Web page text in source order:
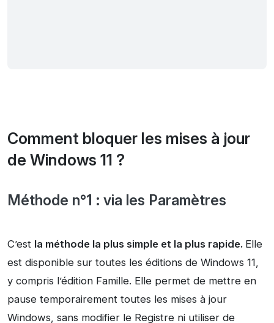
Comment bloquer les mises à jour
de Windows 11 ?
Méthode n°1 : via les Paramètres
C’est la méthode la plus simple et la plus rapide. Elle
est disponible sur toutes les éditions de Windows 11,
y compris l’édition Famille. Elle permet de mettre en
pause temporairement toutes les mises à jour
Windows, sans modifier le Registre ni utiliser de